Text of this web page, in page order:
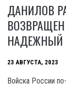
ДАНИЛОВ
НАДЕЖНЫЙ
23 АВГУСТА, 2023
Войска России